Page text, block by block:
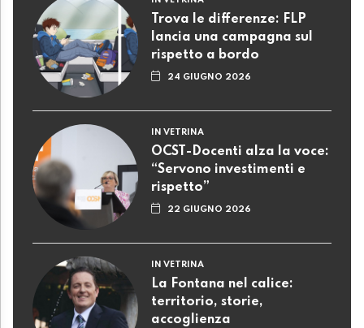
Trova le differenze: FLP
lancia una campagna sul
rispetto a bordo
24 GIUGNO 2026
IN VETRINA
OCST-Docenti alza la voce:
“Servono investimenti e
rispetto”
22 GIUGNO 2026
IN VETRINA
La Fontana nel calice:
territorio, storie,
accoglienza